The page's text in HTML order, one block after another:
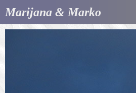
Marijana & Marko